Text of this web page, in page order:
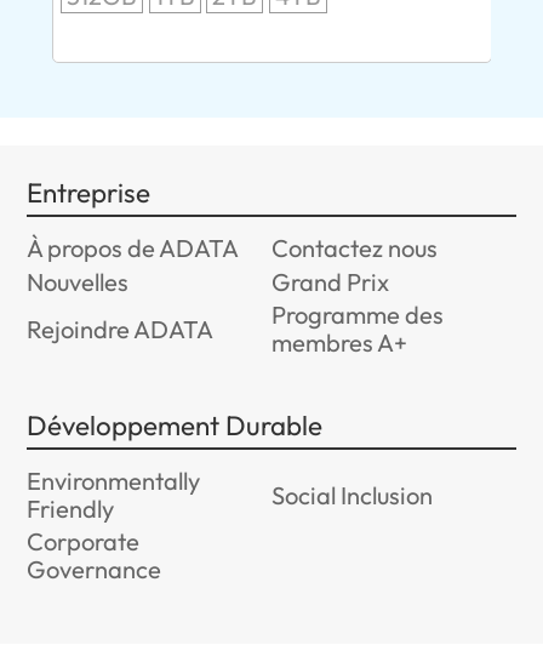
Entreprise
À propos de ADATA
Contactez nous
Nouvelles
Grand Prix
Rejoindre ADATA
Programme des
membres A+
Développement Durable
Environmentally
Friendly
Social Inclusion
Corporate
Governance